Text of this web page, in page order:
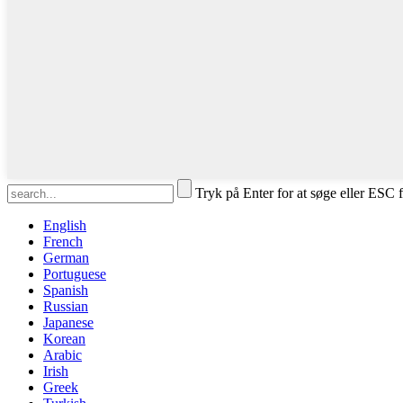
Tryk på Enter for at søge eller ESC
English
French
German
Portuguese
Spanish
Russian
Japanese
Korean
Arabic
Irish
Greek